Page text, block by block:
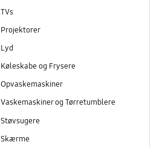
TVs
Projektorer
Lyd
Køleskabe og Frysere
Opvaskemaskiner
Vaskemaskiner og Tørretumblere
Støvsugere
Skærme